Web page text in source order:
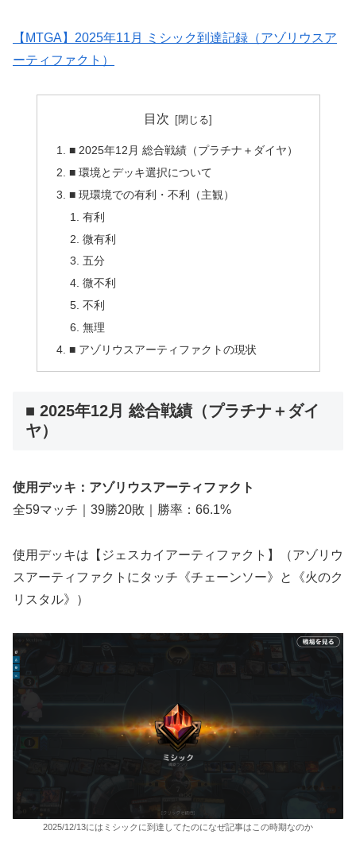
【MTGA】2025年11月 ミシック到達記録（アゾリウスア
ーティファクト）
目次
■ 2025年12月 総合戦績（プラチナ＋ダイヤ）
■ 環境とデッキ選択について
■ 現環境での有利・不利（主観）
有利
微有利
五分
微不利
不利
無理
■ アゾリウスアーティファクトの現状
■ 2025年12月 総合戦績（プラチナ＋ダイ
ヤ）
使用デッキ：アゾリウスアーティファクト
全59マッチ｜39勝20敗｜勝率：66.1%
使用デッキは【ジェスカイアーティファクト】（アゾリウ
スアーティファクトにタッチ《チェーンソー》と《火のク
リスタル》）
2025/12/13にはミシックに到達してたのになぜ記事はこの時期なのか